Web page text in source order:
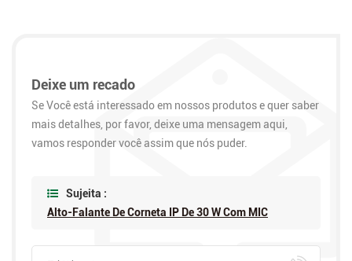
Deixe um recado
Se Você está interessado em nossos produtos e quer saber
mais detalhes, por favor, deixe uma mensagem aqui,
vamos responder você assim que nós puder.
Sujeita :
Alto-Falante De Corneta IP De 30 W Com MIC